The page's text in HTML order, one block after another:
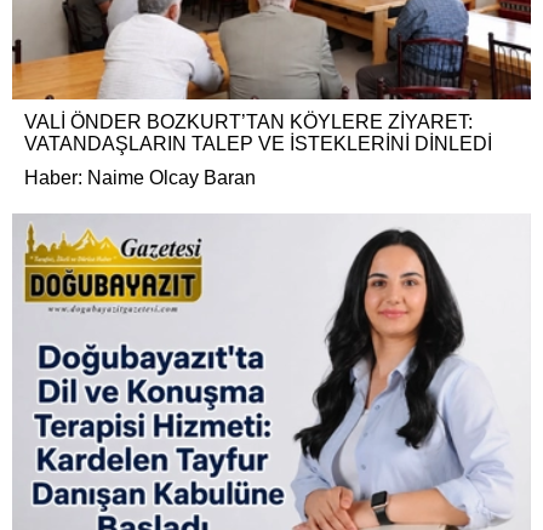
VALİ ÖNDER BOZKURT’TAN KÖYLERE ZİYARET:
VATANDAŞLARIN TALEP VE İSTEKLERİNİ DİNLEDİ
Haber: Naime Olcay Baran